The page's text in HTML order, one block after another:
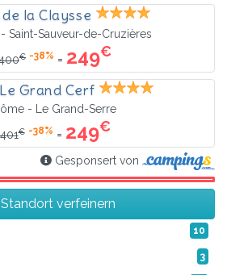
la Claysse
Saint-Sauveur-de-Cruzières
€ -38% = 249€
Grand Cerf
- Le Grand-Serre
401€ -38% = 249€
Gesponsert von
Standort verfeinern
10
3